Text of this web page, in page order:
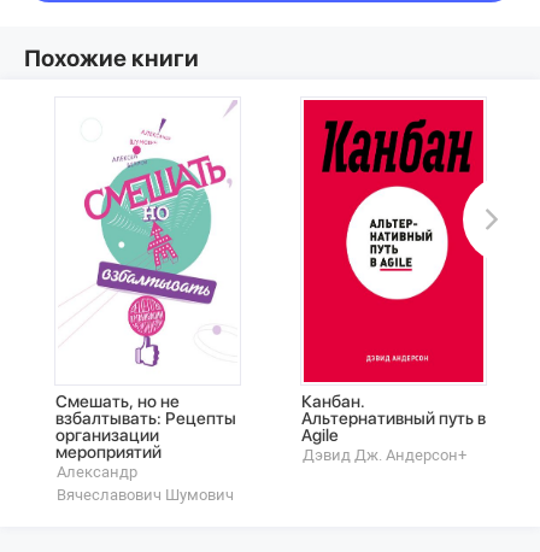
Похожие книги
Смешать, но не
взбалтывать: Рецепты
организации
мероприятий
Александр
Вячеславович Шумович
Канбан.
Альтернативный путь в
Agile
Дэвид Дж. Андерсон+